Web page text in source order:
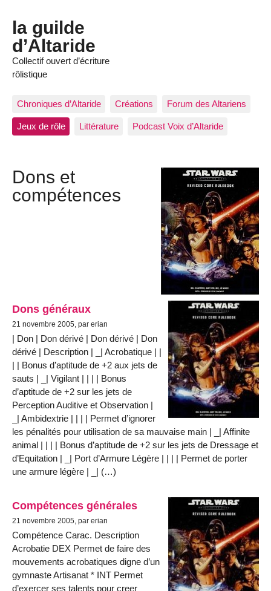
la guilde
d’Altaride
Collectif ouvert d’écriture
rôlistique
Chroniques d’Altaride Créations Forum des Altariens
Jeux de rôle Littérature Podcast Voix d’Altaride
Dons et
compétences
Dons généraux
21 novembre 2005, par erian
| Don | Don dérivé | Don dérivé | Don
dérivé | Description | _| Acrobatique | |
| | Bonus d’aptitude de +2 aux jets de
sauts | _| Vigilant | | | | Bonus
d’aptitude de +2 sur les jets de
Perception Auditive et Observation |
_| Ambidextrie | | | | Permet d’ignorer
les pénalités pour utilisation de sa mauvaise main | _| Affinite
animal | | | | Bonus d’aptitude de +2 sur les jets de Dressage et
d’Equitation | _| Port d’Armure Légère | | | | Permet de porter
une armure légère | _| (…)
Compétences générales
21 novembre 2005, par erian
Compétence Carac. Description
Acrobatie DEX Permet de faire des
mouvements acrobatiques digne d’un
gymnaste Artisanat * INT Permet
d’exercer ses talents pour creer